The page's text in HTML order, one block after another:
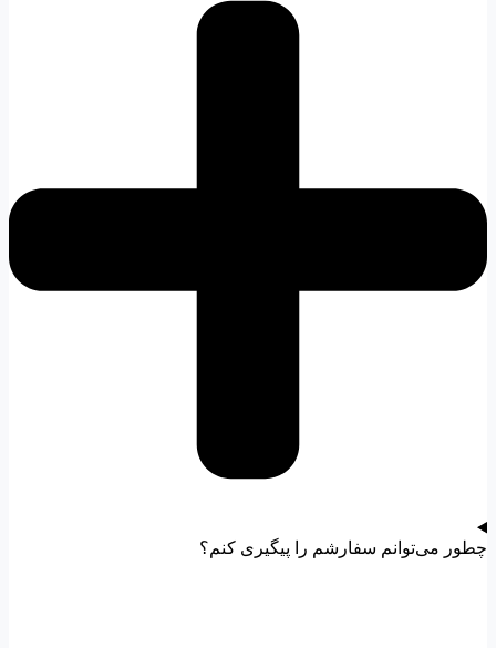
چطور می‌توانم سفارشم را پیگیری کنم؟